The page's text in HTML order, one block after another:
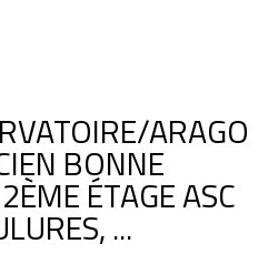
ARAGO
BONNE
ÉTAGE ASC
...